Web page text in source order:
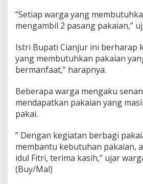
“Setiap warga yang
mengambil 2 pasang pakaian,”
Istri Bupati Cianjur ini berharap
yang membutuhkan pakaian
bermanfaat,” harapnya.
Beberapa warga mengaku
mendapatkan pakaian yang
pakai.
” Dengan kegiatan berbagi
membantu kebutuhan pakaian,
idul Fitri, terima kasih,” ujar
(Buy/Mal)